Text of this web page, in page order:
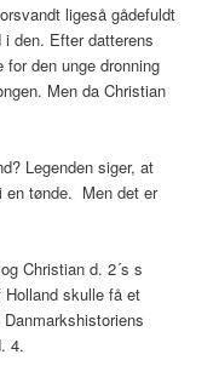
ligeså gådefuldt
den. Efter datterens
den unge dronning
Men da Christian
Legenden siger, at
en tønde. Men det er
Christian d. 2´s s
skulle få et
4.